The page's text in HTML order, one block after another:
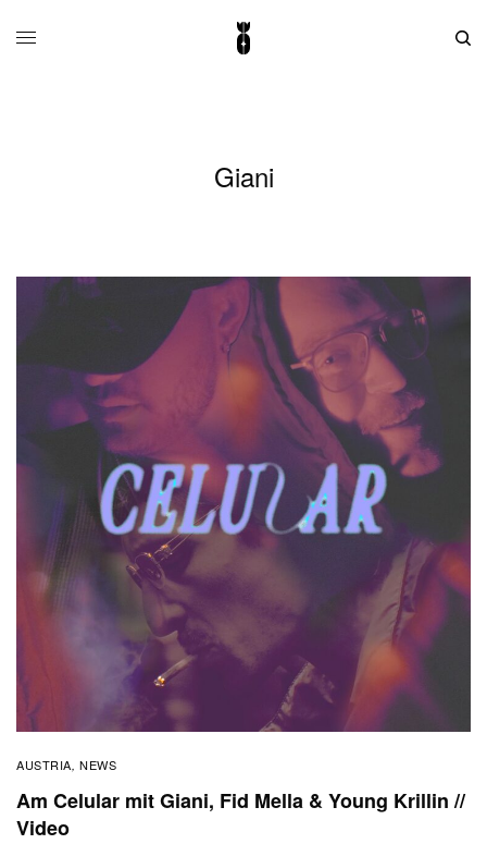
Giani
AUSTRIA, NEWS
Am Celular mit Giani, Fid Mella & Young Krillin //
Video